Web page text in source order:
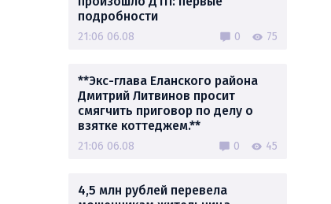
подробности
21:06 06.08 0 75
**Экс-глава Еланского района
Дмитрий Литвинов просит
смягчить приговор по делу о
взятке коттеджем.**
21:06 06.08 0 45
4,5 млн рублей перевела